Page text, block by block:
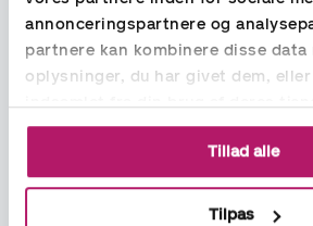
annonceringspartnere og
partnere kan kombinere disse data
oplysninger, du har givet dem,
indsamlet fra din brug af deres
Tillad alle
Tilpas